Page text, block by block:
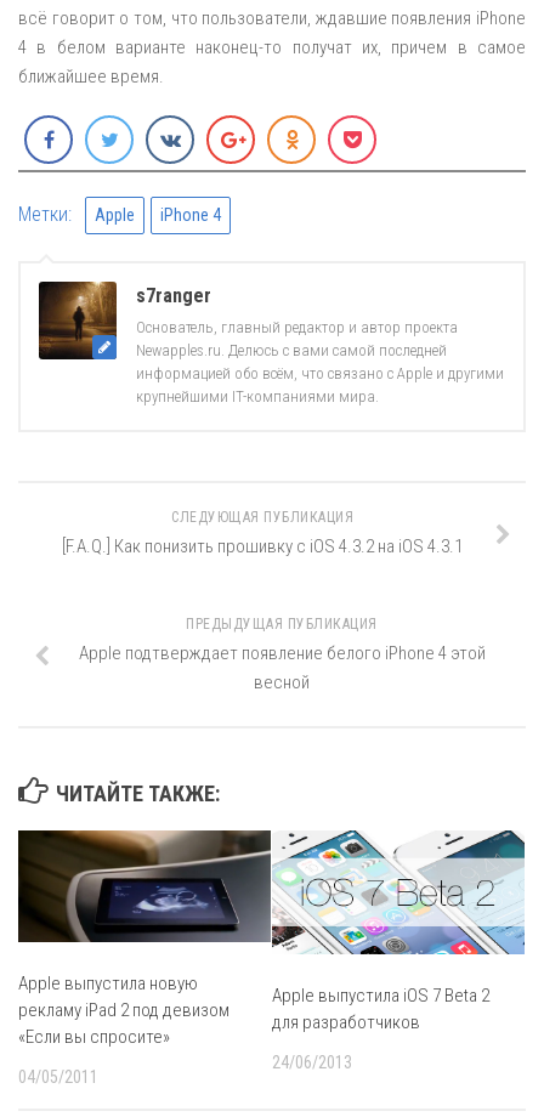
всё говорит о том, что пользователи, ждавшие появления iPhone
4 в белом варианте наконец-то получат их, причем в самое
ближайшее время.
Метки: Apple iPhone 4
s7ranger
Основатель, главный редактор и автор проекта
Newapples.ru. Делюсь с вами самой последней
информацией обо всём, что связано с Apple и другими
крупнейшими IT-компаниями мира.
СЛЕДУЮЩАЯ ПУБЛИКАЦИЯ
[F.A.Q.] Как понизить прошивку с iOS 4.3.2 на iOS 4.3.1
ПРЕДЫДУЩАЯ ПУБЛИКАЦИЯ
Apple подтверждает появление белого iPhone 4 этой
весной
ЧИТАЙТЕ ТАКЖЕ:
Apple выпустила новую
рекламу iPad 2 под девизом
«Если вы спросите»
04/05/2011
Apple выпустила iOS 7 Beta 2
для разработчиков
24/06/2013